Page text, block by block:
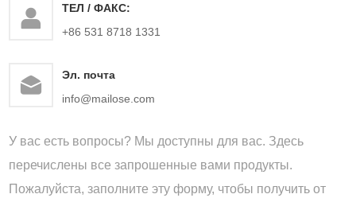
ТЕЛ / ФАКС:
+86 531 8718 1331
Эл. почта
info@mailose.com
У вас есть вопросы? Мы доступны для вас. Здесь
перечислены все запрошенные вами продукты.
Пожалуйста, заполните эту форму, чтобы получить от